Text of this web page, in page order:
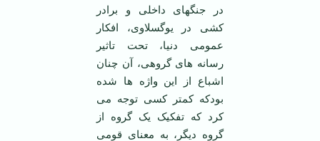
در جنگهای داخلی و برادر
کشی در یوگسلاوی، افکار
عمومی دنیا، تحت تاثیر
رسانه های گروهی، آن چنان
اشباع از این واژه ها شده
بودکه کمتر کسی توجه می
کرد که تفکیک یک گروه از
گروه دیگر، به معنای قومی